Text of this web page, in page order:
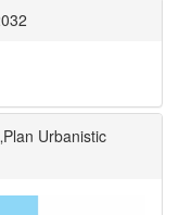
Urbanistic